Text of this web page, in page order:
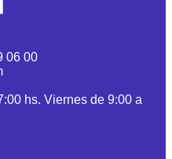
06 00
hs. Viernes de 9:00 a